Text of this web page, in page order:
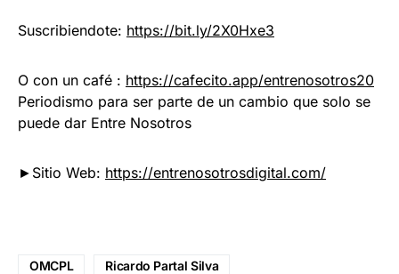
Suscribiendote: https://bit.ly/2X0Hxe3
O con un café : https://cafecito.app/entrenosotros20
Periodismo para ser parte de un cambio que solo se
puede dar Entre Nosotros
►Sitio Web: https://entrenosotrosdigital.com/
OMCPL Ricardo Partal Silva